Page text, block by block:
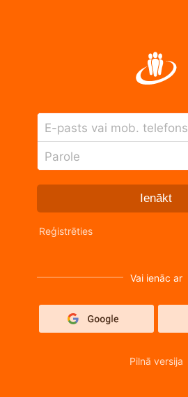
E-pasts vai mob. telefons
Parole
Ienākt
Reģistrēties
Vai ienāc ar
Pilnā versija